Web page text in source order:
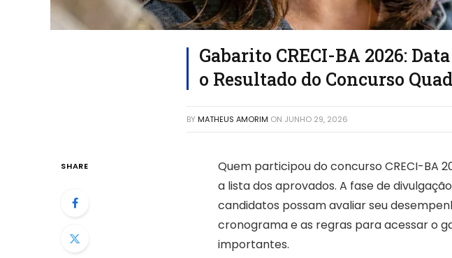
Gabarito CRECI-BA 2026:
o Resultado do Concurso
BY MATHEUS AMORIM ON JUNHO 29, 2026
SHARE
Quem participou do concurso CRECI-BA
a lista dos aprovados. A fase de
candidatos possam avaliar seu
cronograma e as regras para acessar o
importantes.